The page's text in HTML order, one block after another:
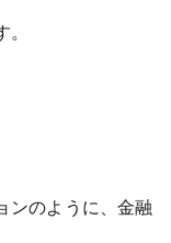
ンのように、金融